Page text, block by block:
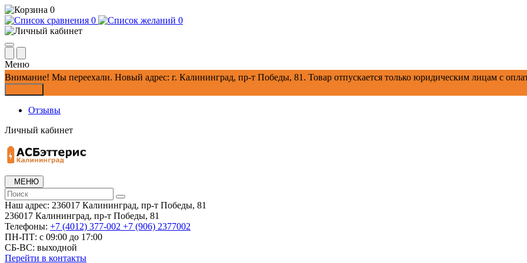
0
0
0
Меню
Внимание! Мы переехали. Новый адрес: г. Калининград, пр-т Победы, 81. Товар отпускается только юридическим лицам с
Отзывы
Личный кабинет
МЕНЮ
Наш адрес: 236017 Калининград,​ пр-т Победы, 81
236017 Калининград,​ пр-т Победы, 81
Телефоны: +7 (4012) 377-002 +7 (906) 2377002
ПН-ПТ: с 09:00 до 17:00
СБ-ВС: выходной
Перейти в контакты